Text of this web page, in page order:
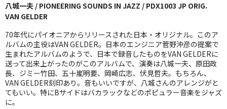
JAZZ-EU
JAZZ-JP
JAZZ-VOCAL
J-POP
ROCK
八城一夫 / PIONEERING SOUNDS IN JAZZ / PDX1003 JP ORIG.
VAN GELDER
70年代にパイオニアからリリースされた日本・オリジナル。このア
ルバムの主役はVAN GELDER。日本のエンジニア菅野沖彦の提案で
生まれたアルバムのようで、日本で録音したものをVAN GELDERに
送って出来上がったのがこのアルバムで、演奏は八城一夫、原田政
長、ジミー竹田、五十嵐明要、岡崎広志、伏見哲夫。もちろん、
VAN GELDER刻印あり。音もいいですが、八城さんのアレンジがと
てもいい。特にBサイドはバカラックなどのポピュラー音楽をジャズ
に。